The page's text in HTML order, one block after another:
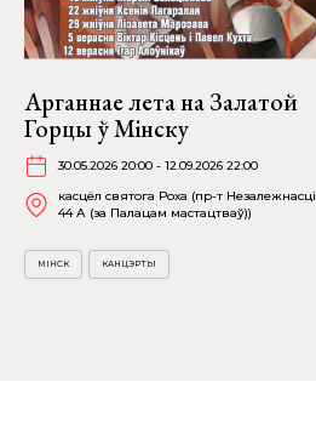
Арганнае лета на Залатой
Горцы ў Мінску
30.05.2026 20:00 - 12.09.2026 22:00
касцёл святога Роха (пр-т Незалежнасці,
44 А (за Палацам мастацтваў))
МІНСК КАНЦЭРТЫ